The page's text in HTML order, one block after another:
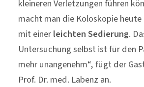
kleineren Verletzungen führen
macht man die Koloskopie
mit einerleichten Sedierung.
Untersuchung selbst ist für den
mehr unangenehm“, fügt der
Prof. Dr. med. Labenz an.